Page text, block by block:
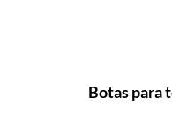
Botas para